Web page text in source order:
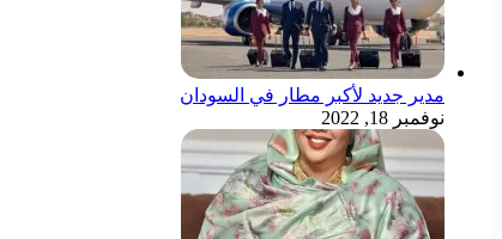
مدير جديد لأكبر مطار في السودان
نوفمبر 18, 2022